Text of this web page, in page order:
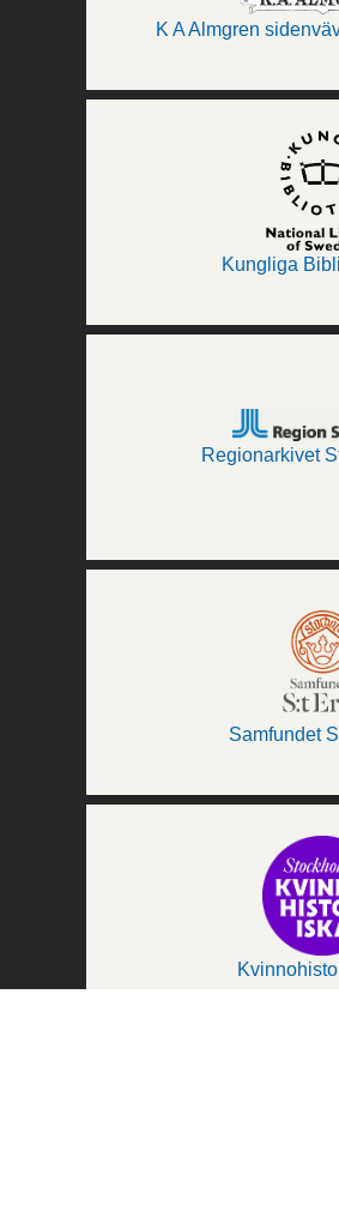
K A Almgren
Kungliga
Regionarkivet
Samfundet